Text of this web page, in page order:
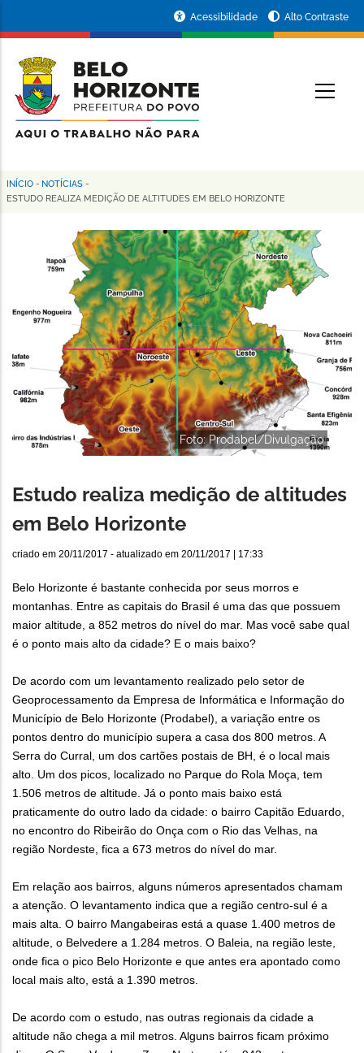
conteúdo
principal
da
Prefeitura
de
Horizonte
Acessibilidade Alto Contraste
Trilha
navegação
INÍCIO - NOTÍCIAS -
ESTUDO REALIZA MEDIÇÃO DE ALTITUDES EM BELO HORIZONTE
Foto: Prodabel/Divulgação
Estudo realiza medição de altitudes
em Belo Horizonte
criado em 20/11/2017 - atualizado em 20/11/2017 | 17:33
Belo Horizonte é bastante conhecida por seus morros e
montanhas. Entre as capitais do Brasil é uma das que possuem
maior altitude, a 852 metros do nível do mar. Mas você sabe qual
é o ponto mais alto da cidade? E o mais baixo?
De acordo com um levantamento realizado pelo setor de
Geoprocessamento da Empresa de Informática e Informação do
Município de Belo Horizonte (Prodabel), a variação entre os
pontos dentro do município supera a casa dos 800 metros. A
Serra do Curral, um dos cartões postais de BH, é o local mais
alto. Um dos picos, localizado no Parque do Rola Moça, tem
1.506 metros de altitude. Já o ponto mais baixo está
praticamente do outro lado da cidade: o bairro Capitão Eduardo,
no encontro do Ribeirão do Onça com o Rio das Velhas, na
região Nordeste, fica a 673 metros do nível do mar.
Em relação aos bairros, alguns números apresentados chamam
a atenção. O levantamento indica que a região centro-sul é a
mais alta. O bairro Mangabeiras está a quase 1.400 metros de
altitude, o Belvedere a 1.284 metros. O Baleia, na região leste,
onde fica o pico Belo Horizonte e que antes era apontado como
local mais alto, está a 1.390 metros.
De acordo com o estudo, nas outras regionais da cidade a
altitude não chega a mil metros. Alguns bairros ficam próximo